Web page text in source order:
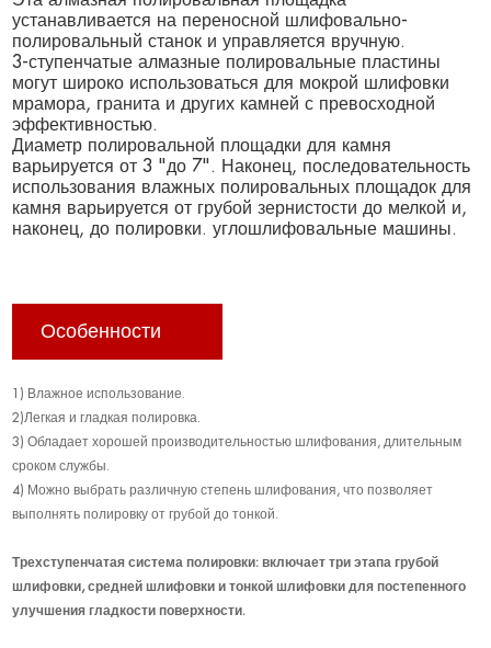
устанавливается на переносной шлифовально-
полировальный станок и управляется вручную.
3-ступенчатые алмазные полировальные пластины
могут широко использоваться для мокрой шлифовки
мрамора, гранита и других камней с превосходной
эффективностью.
Диаметр полировальной площадки для камня
варьируется от 3 "до 7". Наконец, последовательность
использования влажных полировальных площадок для
камня варьируется от грубой зернистости до мелкой и,
наконец, до полировки. углошлифовальные машины.
Особенности
1) Влажное использование.
2)Легкая и гладкая полировка.
3) Обладает хорошей производительностью шлифования, длительным
сроком службы.
4) Можно выбрать различную степень шлифования, что позволяет
выполнять полировку от грубой до тонкой.
Трехступенчатая система полировки: включает три этапа грубой
шлифовки, средней шлифовки и тонкой шлифовки для постепенного
улучшения гладкости поверхности.